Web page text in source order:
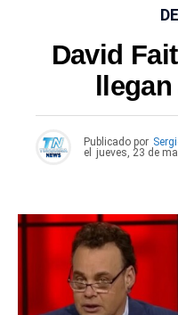
David
Publicado por
el
jueves, 23 de